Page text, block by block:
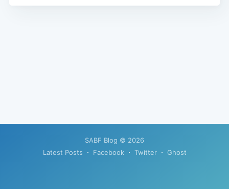
SABF Blog © 2026
Latest Posts
Facebook Twitter Ghost